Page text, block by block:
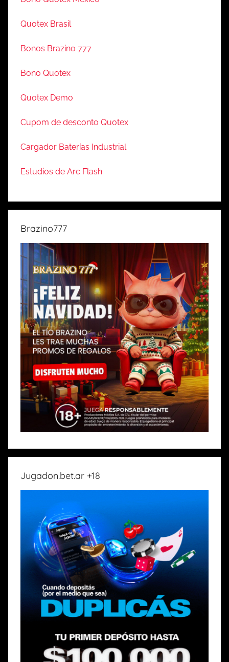
Quotex Brasil
Bonos Brazino 777
Bono Quotex
Quotex Demo
Cupom de desconto Quotex
Cargador Baterías Industrial
Estudios de Arc Flash
Brazino777
Jugadon.bet.ar +18